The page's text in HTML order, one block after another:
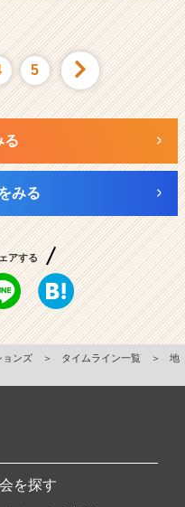
5
る
みる
アする
ョンズ ＞ タイムライン一覧 ＞
地
を探す